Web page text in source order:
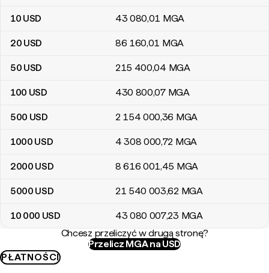
10 USD 43 080,01 MGA
20 USD 86 160,01 MGA
50 USD 215 400,04 MGA
100 USD 430 800,07 MGA
500 USD 2 154 000,36 MGA
1000 USD 4 308 000,72 MGA
2000 USD 8 616 001,45 MGA
5000 USD 21 540 003,62 MGA
10 000 USD 43 080 007,23 MGA
Chcesz przeliczyć w drugą stronę?
Przelicz MGA na USD
PŁATNOŚCI